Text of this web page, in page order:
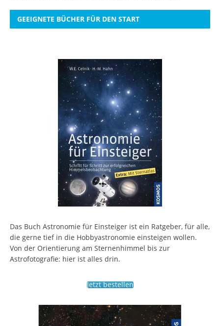
GEEIGNETE BÜCHER FÜR DEN START
Das Buch Astronomie für Einsteiger ist ein Ratgeber, für alle,
die gerne tief in die Hobbyastronomie einsteigen wollen.
Von der Orientierung am Sternenhimmel bis zur
Astrofotografie: hier ist alles drin.
Jetzt bestellen